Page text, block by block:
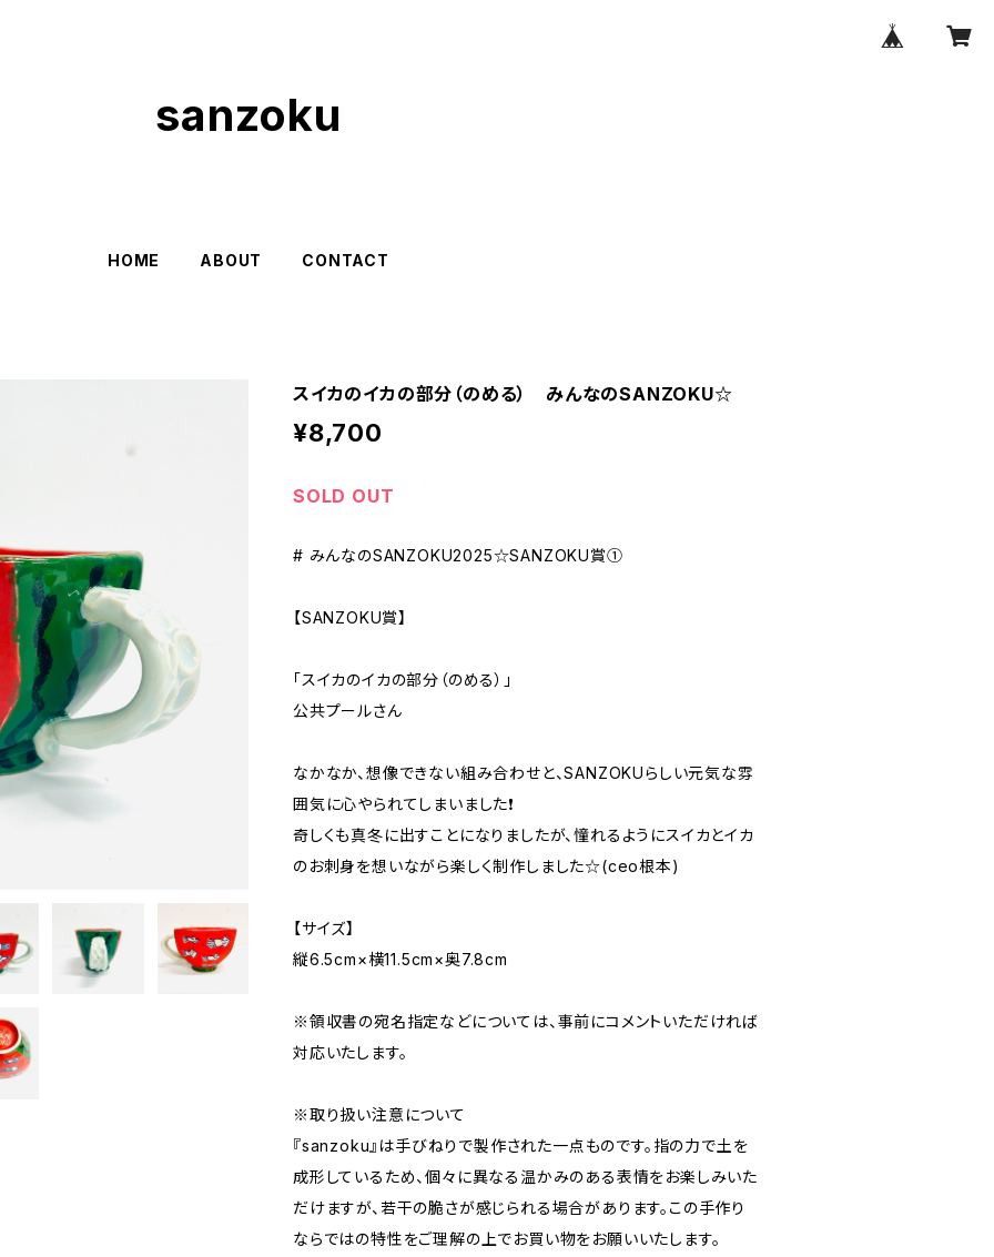
sanzoku
HOME ABOUT CONTACT
スイカのイカの部分（のめる） みんなのSANZOKU☆
¥8,700
SOLD OUT
# みんなのSANZOKU2025☆SANZOKU賞①
【SANZOKU賞】
「スイカのイカの部分（のめる）」
公共プールさん
なかなか、想像できない組み合わせと、SANZOKUらしい元気な雰
囲気に心やられてしまいました❗️
奇しくも真冬に出すことになりましたが、憧れるようにスイカとイカ
のお刺身を想いながら楽しく制作しました☆(ceo根本)
【サイズ】
縦6.5cm×横11.5cm×奥7.8cm
※領収書の宛名指定などについては、事前にコメントいただければ
対応いたします。
※取り扱い注意について
『sanzoku』は手びねりで製作された一点ものです。指の力で土を
成形しているため、個々に異なる温かみのある表情をお楽しみいた
だけますが、若干の脆さが感じられる場合があります。この手作り
ならではの特性をご理解の上でお買い物をお願いいたします。